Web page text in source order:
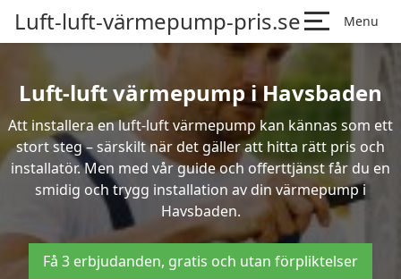
Luft-luft-värmepump-pris.se Menu
Luft-luft värmepump i Havsbaden
Att installera en luft-luft värmepump kan kännas som ett
stort steg – särskilt när det gäller att hitta rätt pris och
installatör. Men med vår guide och offerttjänst får du en
smidig och trygg installation av din värmepump i
Havsbaden.
Få 3 erbjudanden, gratis och utan förpliktelser